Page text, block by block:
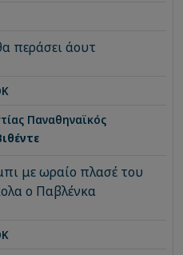
περάσει άουτ
Παναθηναϊκός
με ωραίο πλασέ του
ο Παβλένκα